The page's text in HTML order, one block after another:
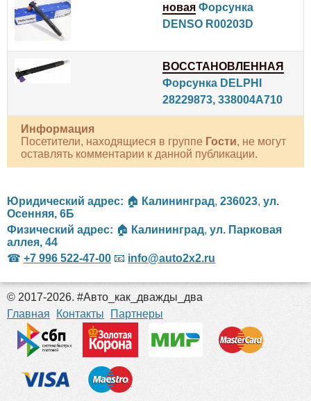
новая Форсунка
DENSO R00203D
ВОССТАНОВЛЕННАЯ
Форсунка DELPHI
28229873, 338004A710
Информация
Посетители, находящиеся в группе Гости, не могут
оставлять комментарии к данной публикации.
Юридический адрес: 🏠 Калининград, 236023, ул.
Осенняя, 6Б
Физический адрес: 🏠 Калининград, ул. Парковая
аллея, 44
☎ +7 996 522-47-00 📧 info@auto2x2.ru
© 2017-2026. #Авто_как_дважды_два
Главная
Контакты Партнеры